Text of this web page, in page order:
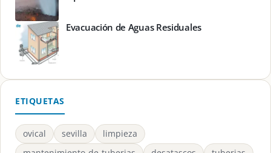
Evacuación de Aguas Residuales
ETIQUETAS
ovical sevilla
limpieza